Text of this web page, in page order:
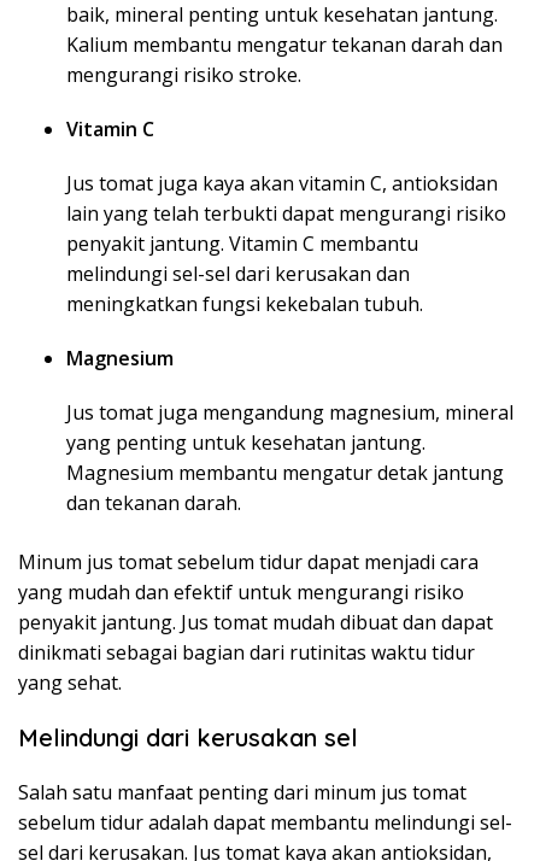
baik, mineral penting untuk kesehatan jantung.
Kalium membantu mengatur tekanan darah dan
mengurangi risiko stroke.
Vitamin C
Jus tomat juga kaya akan vitamin C, antioksidan
lain yang telah terbukti dapat mengurangi risiko
penyakit jantung. Vitamin C membantu
melindungi sel-sel dari kerusakan dan
meningkatkan fungsi kekebalan tubuh.
Magnesium
Jus tomat juga mengandung magnesium, mineral
yang penting untuk kesehatan jantung.
Magnesium membantu mengatur detak jantung
dan tekanan darah.
Minum jus tomat sebelum tidur dapat menjadi cara
yang mudah dan efektif untuk mengurangi risiko
penyakit jantung. Jus tomat mudah dibuat dan dapat
dinikmati sebagai bagian dari rutinitas waktu tidur
yang sehat.
Melindungi dari kerusakan sel
Salah satu manfaat penting dari minum jus tomat
sebelum tidur adalah dapat membantu melindungi sel-
sel dari kerusakan. Jus tomat kaya akan antioksidan,